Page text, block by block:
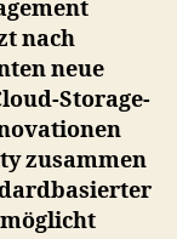
nach
neue
Storage-
zusammen